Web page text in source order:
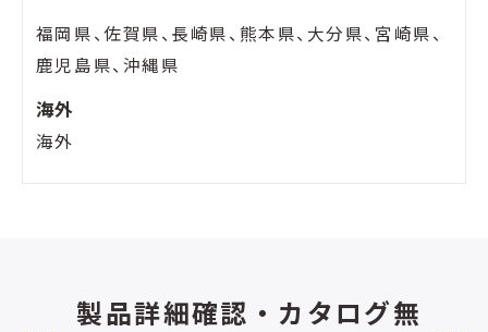
福岡県、佐賀県、長崎県、熊本県、大分県、宮崎県、
鹿児島県、沖縄県
海外
海外
製品詳細確認・カタログ無